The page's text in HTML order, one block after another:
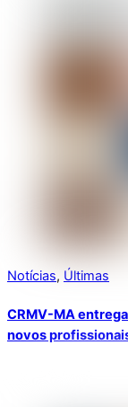
Notícias, Últimas
CRMV-MA
novos